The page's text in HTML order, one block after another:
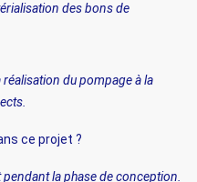
des bons de
du pompage à la
ce projet ?
la phase de conception.